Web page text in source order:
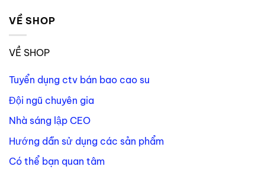
VỀ SHOP
VỀ SHOP
Tuyển dụng ctv bán bao cao su
Đội ngũ chuyên gia
Nhà sáng lập CEO
Hướng dẫn sử dụng các sản phẩm
Có thể bạn quan tâm